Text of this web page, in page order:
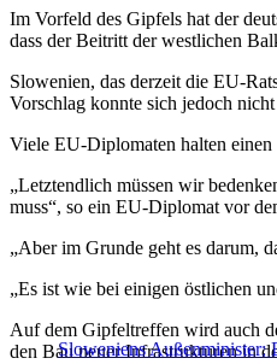
Im Vorfeld des Gipfels hat der
dass der Beitritt der westlichen
Slowenien, das derzeit die EU-
Vorschlag konnte sich jedoch
Viele EU-Diplomaten halten
„Letztendlich müssen wir
muss“, so ein EU-Diplomat vor
„Aber im Grunde geht es darum,
„Es ist wie bei einigen östlichen
Sloweniens Außenminister:
Auf dem Gipfeltreffen wird auch
den Bau neuer Infrastrukturen in